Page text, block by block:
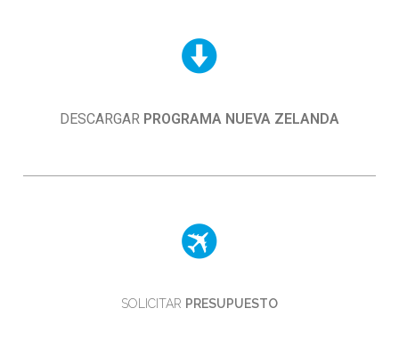
DESCARGAR PROGRAMA NUEVA ZELANDA
SOLICITAR PRESUPUESTO